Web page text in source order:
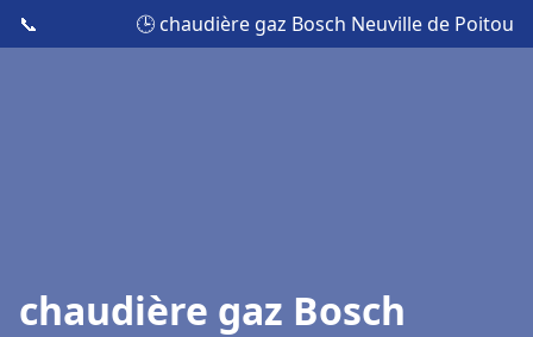
📞 🕒 chaudière gaz Bosch Neuville de Poitou
chaudière gaz Bosch